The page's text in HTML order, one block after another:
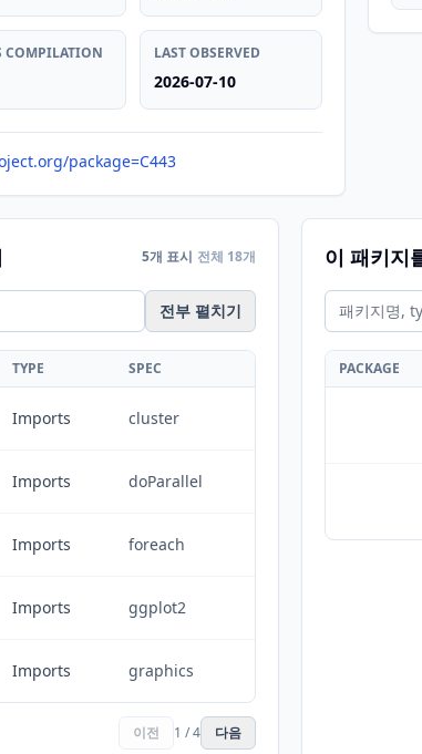
COMPILATION LAST OBSERVED
2026-07-10
package=C443
5개 표시 전체 18개
전부 펼치기
TYPE SPEC
Imports cluster
Imports doParallel
Imports foreach
Imports ggplot2
Imports graphics
이전 1 / 4 다음
이 패키지
PACKAGE